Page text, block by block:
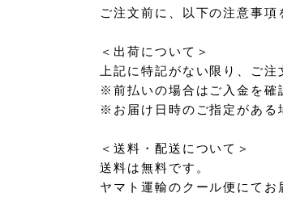
ご注文前に、以下の注意事項
＜出荷について＞
上記に特記がない限り、ご
※前払いの場合はご入金を確
※お届け日時のご指定がある
＜送料・配送について＞
送料は無料です。
ヤマト運輸のクール便にてお